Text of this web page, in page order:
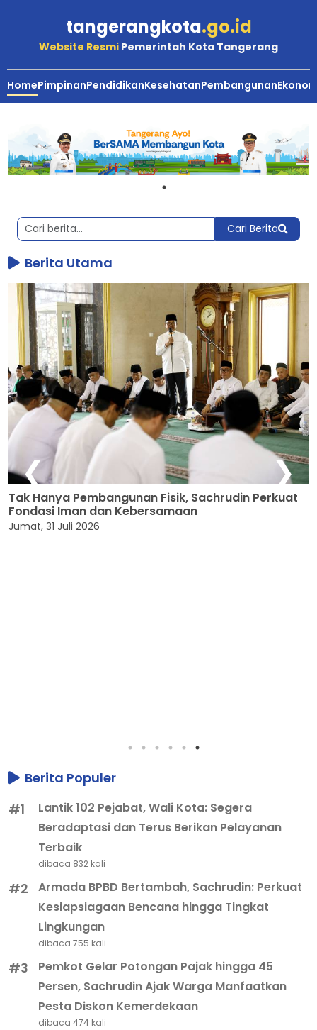
tangerangkota.go.id
Website Resmi Pemerintah Kota Tangerang
HomePimpinanPendidikanKesehatanPembangunan
Utama,
Terkini
Terbaru
Kota
Tangerang
Cari Berita
Berita Utama
❮
Perkuat
❯
Berita Populer
#1
Lantik 102 Pejabat, Wali Kota: Segera
Beradaptasi dan Terus Berikan Pelayanan
Terbaik
dibaca 832 kali
#2
Armada BPBD Bertambah, Sachrudin: Perkuat
Kesiapsiagaan Bencana hingga Tingkat
Lingkungan
dibaca 755 kali
#3
Pemkot Gelar Potongan Pajak hingga 45
Persen, Sachrudin Ajak Warga Manfaatkan
Pesta Diskon Kemerdekaan
dibaca 474 kali